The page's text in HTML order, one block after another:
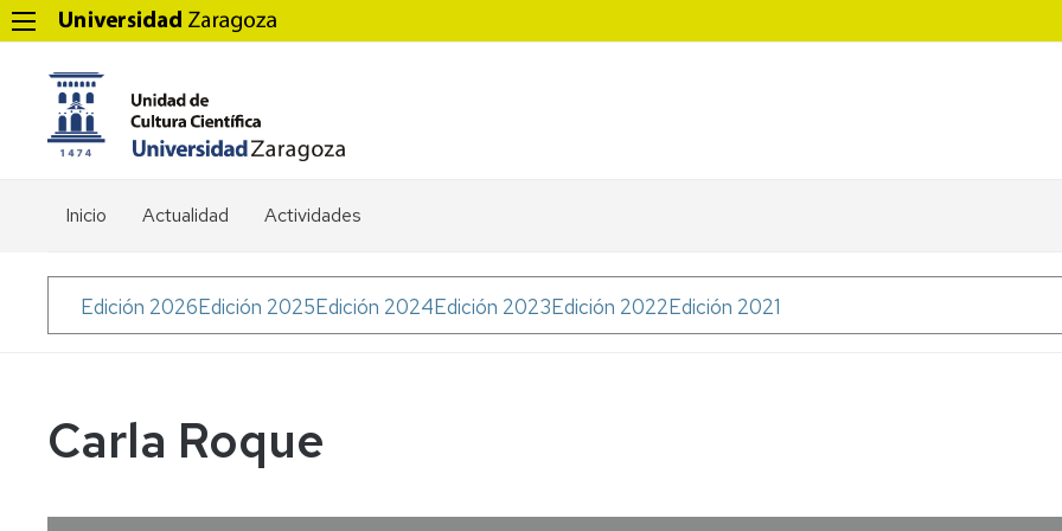
Inicio Actualidad Actividades
Menú
Soy
Edición 2026Edición 2025Edición 2024Edición 2023Edición 2022Edición 2021
Carla Roque